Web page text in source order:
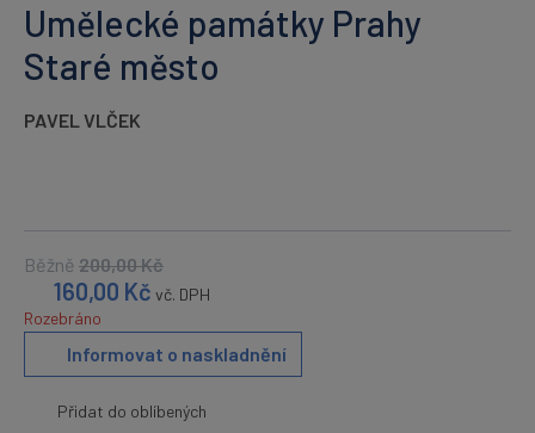
Umělecké památky Prahy
Staré město
PAVEL VLČEK
Běžně 200,00Kč
160,00 Kč vč. DPH
Rozebráno
Informovat o naskladnění
Přidat do oblíbených